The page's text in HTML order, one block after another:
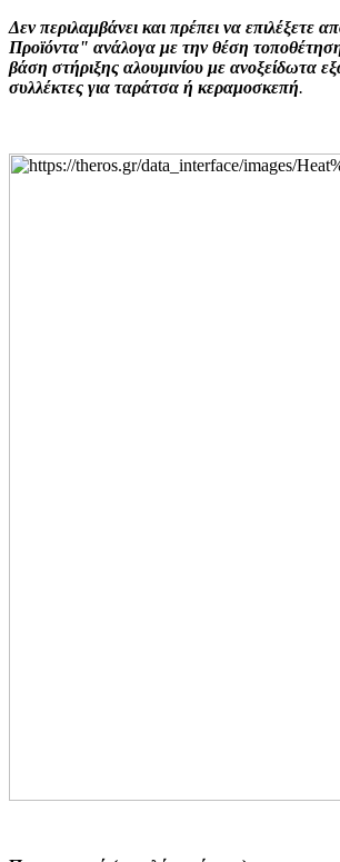
Δεν περιλαμβάνει και πρέπει να επιλέξετε
Προϊόντα" ανάλογα με την θέση
βάση στήριξης αλουμινίου με ανοξείδωτα
συλλέκτες για ταράτσα ή κεραμοσκεπή.